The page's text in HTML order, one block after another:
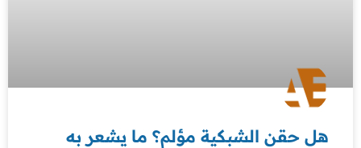
هل حقن الشبكية مؤلم؟ ما يشعر به